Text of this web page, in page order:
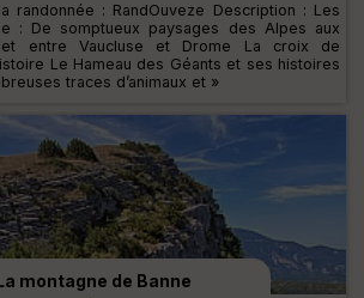
randonnée : RandOuveze Description : Les
: De somptueux paysages des Alpes aux
entre Vaucluse et Drome La croix de
Le Hameau des Géants et ses histoires
traces d’animaux et »
montagne de Banne